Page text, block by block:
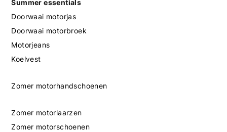
Summer essentials
Doorwaai motorjas
Doorwaai motorbroek
Motorjeans
Koelvest
Zomer motorhandschoenen
Zomer motorlaarzen
Zomer motorschoenen